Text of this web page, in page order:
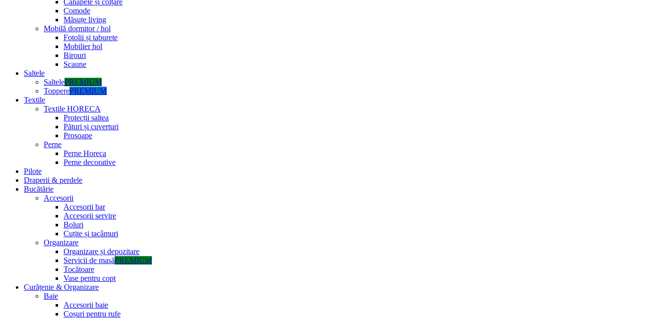
Canapele și colțare
Comode
Măsuțe living
Mobilă dormitor / hol
Fotolii și taburete
Mobilier hol
Birouri
Scaune
Saltele
SaltelePREMIUM
TopperePREMIUM
Textile
Textile HORECA
Protecții saltea
Pături și cuverturi
Prosoape
Perne
Perne Horeca
Perne decorative
Pilote
Draperii & perdele
Bucătărie
Accesorii
Accesorii bar
Accesorii servire
Boluri
Cuțite și tacâmuri
Organizare
Organizare și depozitare
Servicii de masăPREMIUM
Tocătoare
Vase pentru copt
Curățenie & Organizare
Baie
Accesorii baie
Coșuri pentru rufe